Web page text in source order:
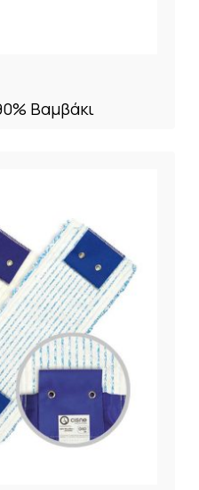
Bαμβάκι